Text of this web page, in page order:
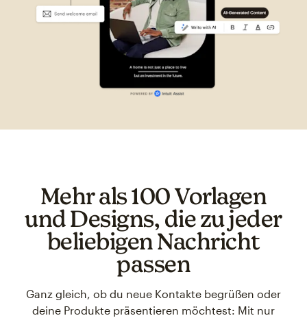
Mehr als 100 Vorlagen
und Designs, die zu jeder
beliebigen Nachricht
passen
Ganz gleich, ob du neue Kontakte begrüßen oder
deine Produkte präsentieren möchtest: Mit nur